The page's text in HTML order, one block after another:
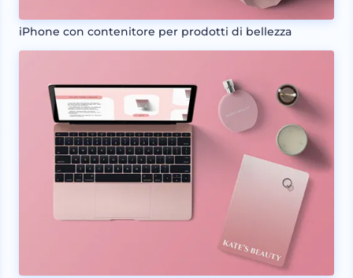
iPhone con contenitore per prodotti di bellezza